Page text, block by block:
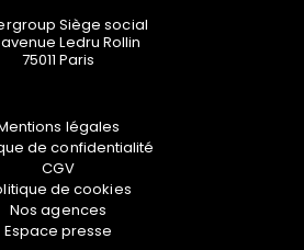
Siège social
avenue Ledru Rollin
75011 Paris
légales
de confidentialité
CGV
de cookies
Nos agences
Espace presse